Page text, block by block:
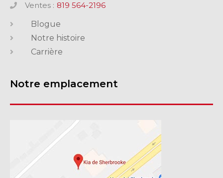
Ventes : 819 564-2196
Blogue
Notre histoire
Carrière
Notre emplacement